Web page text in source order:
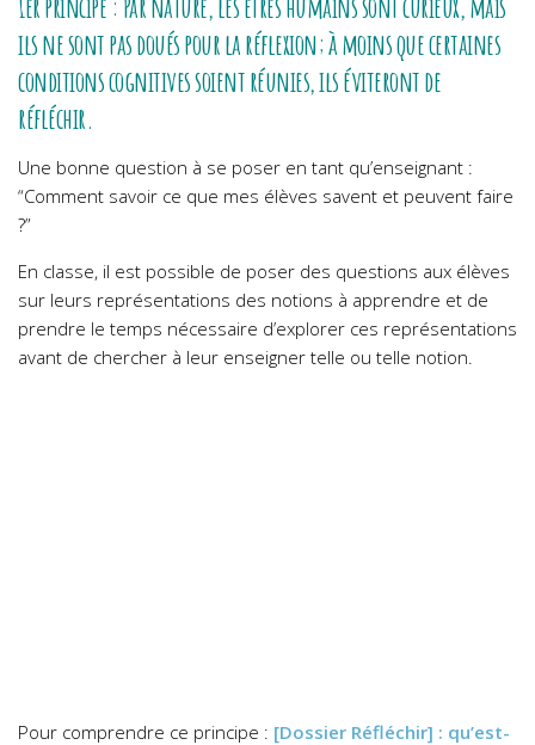
ils ne sont pas doués pour la réflexion; à moins que certaines
conditions cognitives soient réunies, ils éviteront de
réfléchir.
Une bonne question à se poser en tant qu’enseignant :
“Comment savoir ce que mes élèves savent et peuvent faire
?”
En classe, il est possible de poser des questions aux élèves
sur leurs représentations des notions à apprendre et de
prendre le temps nécessaire d’explorer ces représentations
avant de chercher à leur enseigner telle ou telle notion.
Pour comprendre ce principe : [Dossier Réfléchir] : qu’est-